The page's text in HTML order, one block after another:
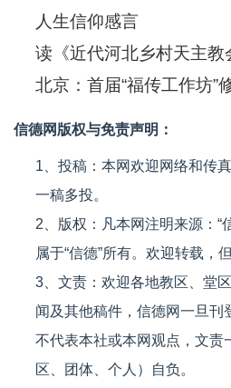
人生信仰感言
读《近代河北乡村天主教
北京：首届“福传工作坊”
信德网版权与免责声明：
1、投稿：本网欢迎网络和传
一稿多投。
2、版权：凡本网注明来源：“
属于“信德”所有。欢迎转载，
3、文责：欢迎各地教区、堂
闻及其他稿件，信德网一旦刊
不代表本社或本网观点，文责
区、团体、个人）自负。